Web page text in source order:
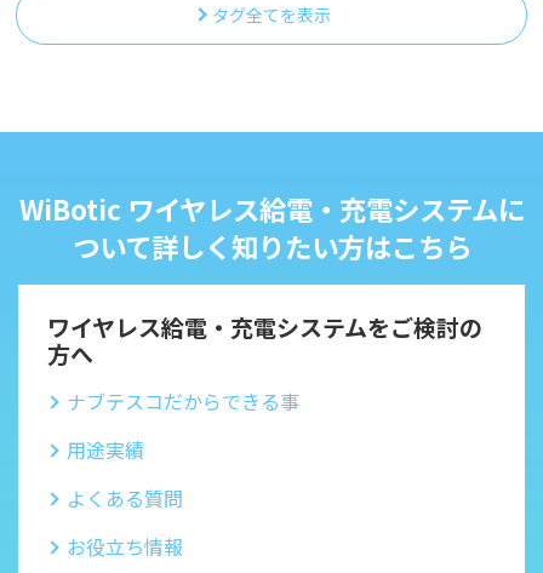
タグ全てを表示
WiBotic ワイヤレス給電・充電システムに
ついて詳しく知りたい方はこちら
ワイヤレス給電・充電システムをご検討の
方へ
ナブテスコだからできる事
用途実績
よくある質問
お役立ち情報